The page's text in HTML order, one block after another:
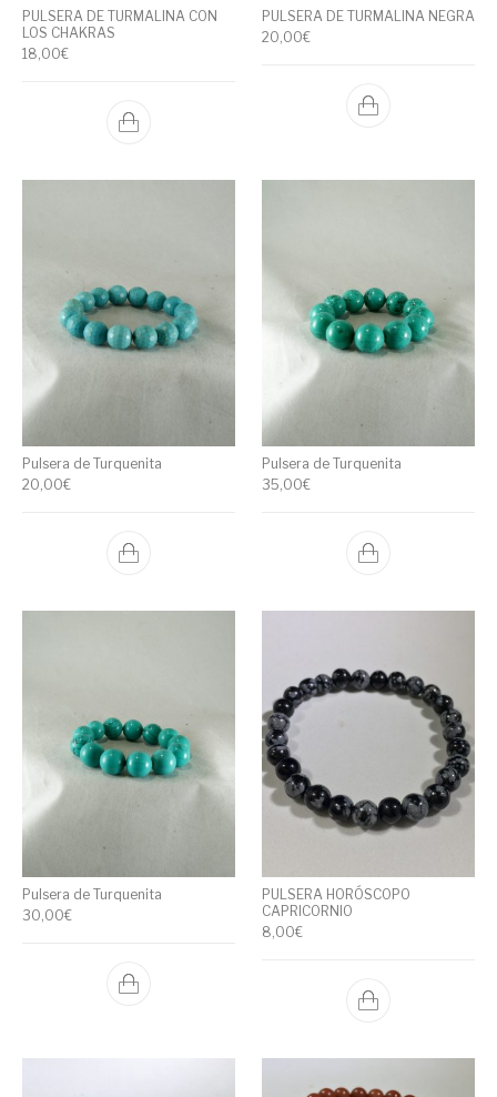
PULSERA DE TURMALINA CON
LOS CHAKRAS
18,00€
PULSERA DE TURMALINA NEGRA
20,00€
Pulsera de Turquenita
20,00€
Pulsera de Turquenita
35,00€
Pulsera de Turquenita
30,00€
PULSERA HORÓSCOPO
CAPRICORNIO
8,00€